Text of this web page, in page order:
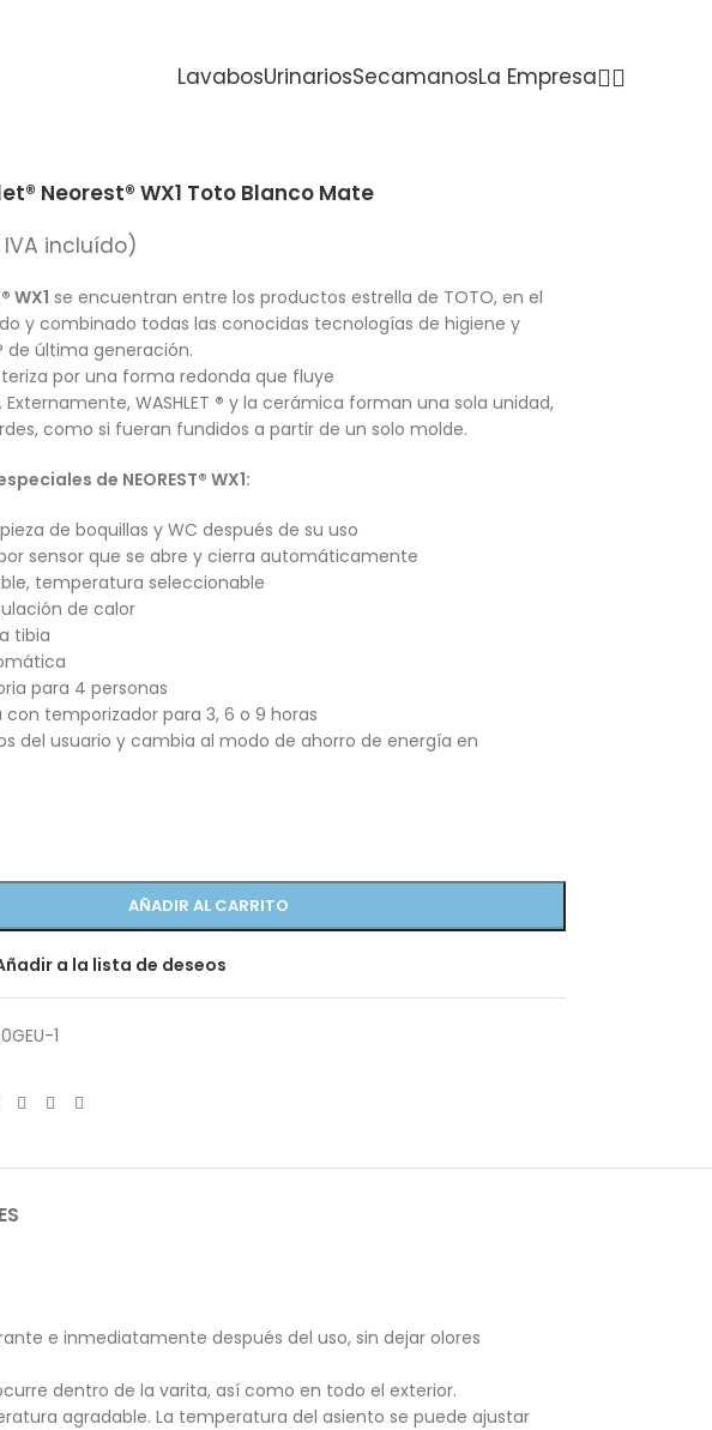
LavabosUrinariosSecamanosLa Empresa
Neorest® WX1 Toto Blanco Mate
IVA incluído)
WX1 se encuentran entre los productos estrella de TOTO, en el
y combinado todas las conocidas tecnologías de higiene y
de última generación.
por una forma redonda que fluye
WASHLET ® y la cerámica forman una sola unidad,
como si fueran fundidos a partir de un solo molde.
de NEOREST® WX1:
de boquillas y WC después de su uso
sensor que se abre y cierra automáticamente
temperatura seleccionable
de calor
tibia
para 4 personas
temporizador para 3, 6 o 9 horas
del usuario y cambia al modo de ahorro de energía en
AÑADIR AL CARRITO
a la lista de deseos
1
e inmediatamente después del uso, sin dejar olores
dentro de la varita, así como en todo el exterior.
agradable. La temperatura del asiento se puede ajustar